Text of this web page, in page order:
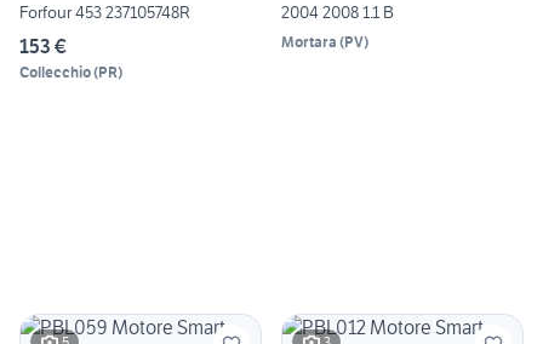
Forfour 453 237105748R
153 €
Collecchio(PR)
2004 2008 1.1 B
Mortara (PV)